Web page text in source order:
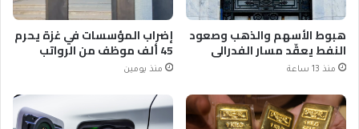
هبوط الأسهم والذهب وصعود
النفط يعقّد مسار الفدرالي
منذ 13 ساعة
إضراب المؤسسات في غزة يحرم
45 ألف موظف من الرواتب
منذ يومين